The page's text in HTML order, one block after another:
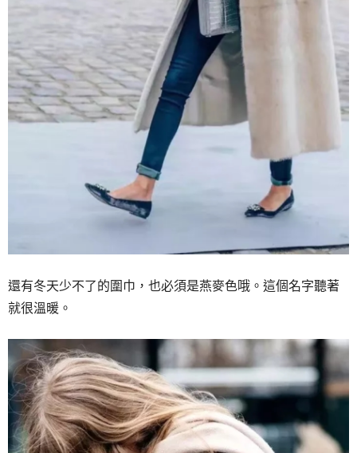
還有冬天少不了的圍巾，也必須是燕麥色哦。這個名字聽著
就很溫暖。